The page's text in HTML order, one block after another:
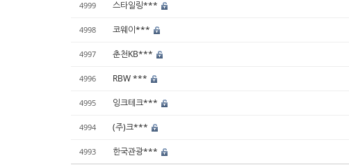
4999 스타일링***
4998 코웨이***
4997 춘천KB***
4996 RBW ***
4995 잉크테크***
4994 (주)크***
4993 한국관광***